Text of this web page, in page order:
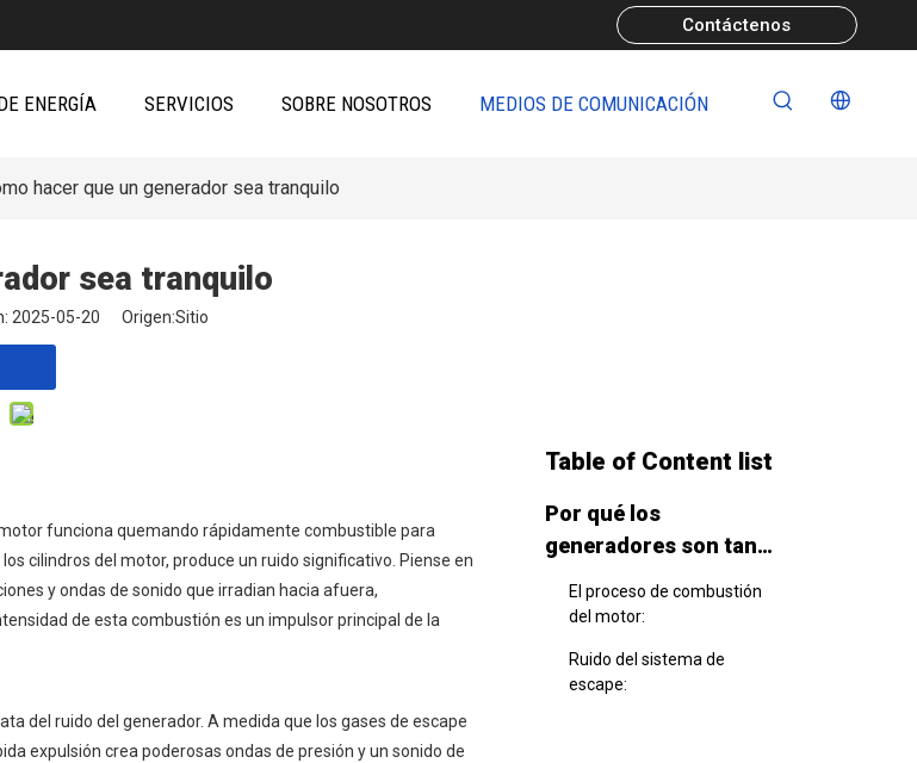
Contáctenos
ENERGÍA SERVICIOS SOBRE NOSOTROS MEDIOS DE COMUNICACIÓN
hacer que un generador sea tranquilo
sea tranquilo
2025-05-20 Origen:Sitio
funciona quemando rápidamente combustible para
cilindros del motor, produce un ruido significativo. Piense en
y ondas de sonido que irradian hacia afuera,
de esta combustión es un impulsor principal de la
del ruido del generador. A medida que los gases de escape
expulsión crea poderosas ondas de presión y un sonido de
Table of Content list
Por qué los
generadores son tan
El proceso de combustión
del motor:
Ruido del sistema de
escape: